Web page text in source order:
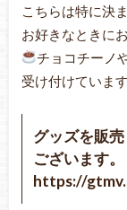
こちらは特に決
お好きなときに
チョコチーノ
受け付けていま
グッズを販
ございます。
https://